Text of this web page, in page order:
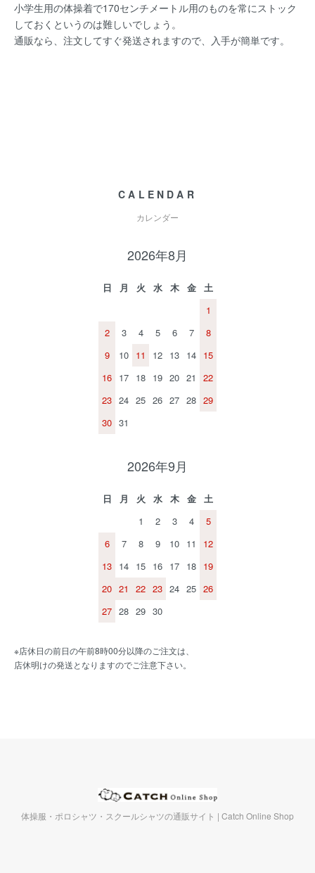
小学生用の体操着で170センチメートル用のものを常にストック
しておくというのは難しいでしょう。
通販なら、注文してすぐ発送されますので、入手が簡単です。
CALENDAR
カレンダー
2026年8月
日 月 火 水 木 金
土
1
2
3 4 5 6 7
8
9
10 11 12 13 14 15
16 17 18 19 20 21
22
23 24 25 26 27 28 29
30 31
2026年9月
日 月 火 水 木 金
土
1
2 3 4
5
6
7 8 9 10 11
12
13 14 15 16 17 18 19
20 21 22 23 24 25 26
27 28 29 30
※店休日の前日の午前8時00分以降のご注文は、
店休明けの発送となりますのでご注意下さい。
体操服・ポロシャツ・スクールシャツの通販サイト | Catch Online Shop